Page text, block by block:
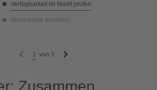
Verfügbarkeit im Markt prüfen
Nicht online erhältlich
1 von 3
Zusammen